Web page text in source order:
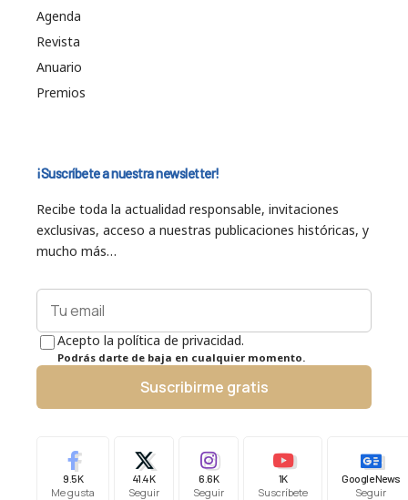
Agenda
Revista
Anuario
Premios
¡Suscríbete a nuestra newsletter!
Recibe toda la actualidad responsable, invitaciones
exclusivas, acceso a nuestras publicaciones históricas, y
mucho más…
Acepto la política de privacidad.
Podrás darte de baja en cualquier momento.
Suscribirme gratis
9.5K
Me gusta
41.4K
Seguir
6.6K
Seguir
1K
Suscríbete
Google News
Seguir